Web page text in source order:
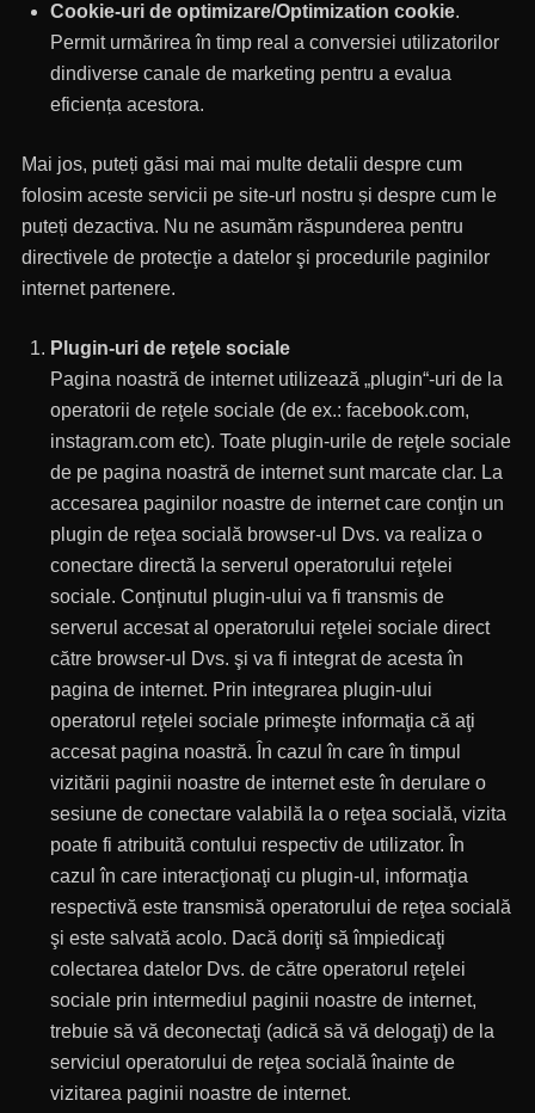
Cookie-uri de optimizare/Optimization cookie.
Permit urmărirea în timp real a conversiei utilizatorilor
dindiverse canale de marketing pentru a evalua
eficiența acestora.
Mai jos, puteți găsi mai mai multe detalii despre cum
folosim aceste servicii pe site-url nostru și despre cum le
puteți dezactiva. Nu ne asumăm răspunderea pentru
directivele de protecţie a datelor şi procedurile paginilor
internet partenere.
Plugin-uri de reţele sociale
Pagina noastră de internet utilizează „plugin“-uri de la
operatorii de reţele sociale (de ex.: facebook.com,
instagram.com etc). Toate plugin-urile de reţele sociale
de pe pagina noastră de internet sunt marcate clar. La
accesarea paginilor noastre de internet care conţin un
plugin de reţea socială browser-ul Dvs. va realiza o
conectare directă la serverul operatorului reţelei
sociale. Conţinutul plugin-ului va fi transmis de
serverul accesat al operatorului reţelei sociale direct
către browser-ul Dvs. şi va fi integrat de acesta în
pagina de internet. Prin integrarea plugin-ului
operatorul reţelei sociale primeşte informaţia că aţi
accesat pagina noastră. În cazul în care în timpul
vizitării paginii noastre de internet este în derulare o
sesiune de conectare valabilă la o reţea socială, vizita
poate fi atribuită contului respectiv de utilizator. În
cazul în care interacţionaţi cu plugin-ul, informaţia
respectivă este transmisă operatorului de reţea socială
şi este salvată acolo. Dacă doriţi să împiedicaţi
colectarea datelor Dvs. de către operatorul reţelei
sociale prin intermediul paginii noastre de internet,
trebuie să vă deconectaţi (adică să vă delogaţi) de la
serviciul operatorului de reţea socială înainte de
vizitarea paginii noastre de internet.